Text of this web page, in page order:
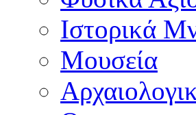
Ιστορικά
Μουσεία